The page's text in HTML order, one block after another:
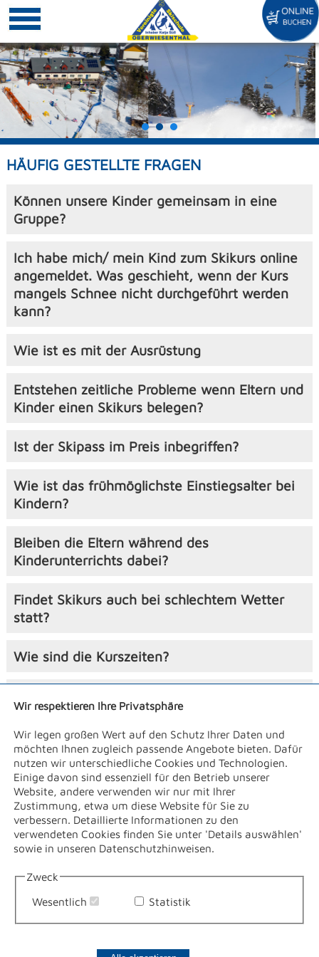
Wir respektieren Ihre Privatsphäre
Wir legen großen Wert auf den Schutz Ihrer Daten und
möchten Ihnen zugleich passende Angebote bieten. Dafür
nutzen wir unterschiedliche Cookies und Technologien.
Einige davon sind essenziell für den Betrieb unserer
Website, andere verwenden wir nur mit Ihrer
Zustimmung, etwa um diese Website für Sie zu
verbessern. Detaillierte Informationen zu den
verwendeten Cookies finden Sie unter 'Details auswählen'
sowie in unseren Datenschutzhinweisen.
Zweck
Wesentlich
Statistik
HÄUFIG GESTELLTE FRAGEN
Können unsere Kinder gemeinsam in eine
Gruppe?
Ich habe mich/ mein Kind zum Skikurs online
angemeldet. Was geschieht, wenn der Kurs
mangels Schnee nicht durchgeführt werden
kann?
Wie ist es mit der Ausrüstung
Entstehen zeitliche Probleme wenn Eltern und
Kinder einen Skikurs belegen?
Ist der Skipass im Preis inbegriffen?
Wie ist das frühmöglichste Einstiegsalter bei
Kindern?
Bleiben die Eltern während des
Kinderunterrichts dabei?
Findet Skikurs auch bei schlechtem Wetter
statt?
Wie sind die Kurszeiten?
Wo finden die Skikurse statt?
Wo finden die Langlaufkurse statt?
Wie kann ich eine Privatstunde buchen?
VEREINIGTE
SKISCHULE
OBERWIESENTHAL
Vierenstraße 10 a